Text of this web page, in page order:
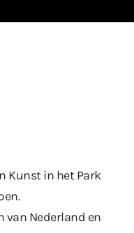
Kunst in het Park
Nederland en